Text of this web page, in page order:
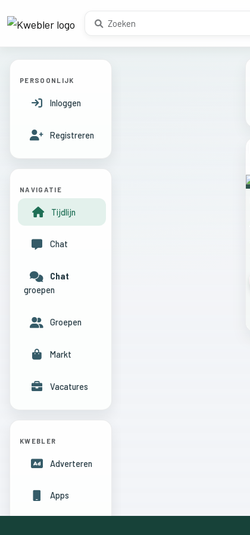
PERSOONLIJK
Inloggen
Registreren
NAVIGATIE
Tijdlijn
Chat
Chat
groepen
Groepen
Markt
Vacatures
KWEBLER
Adverteren
Apps